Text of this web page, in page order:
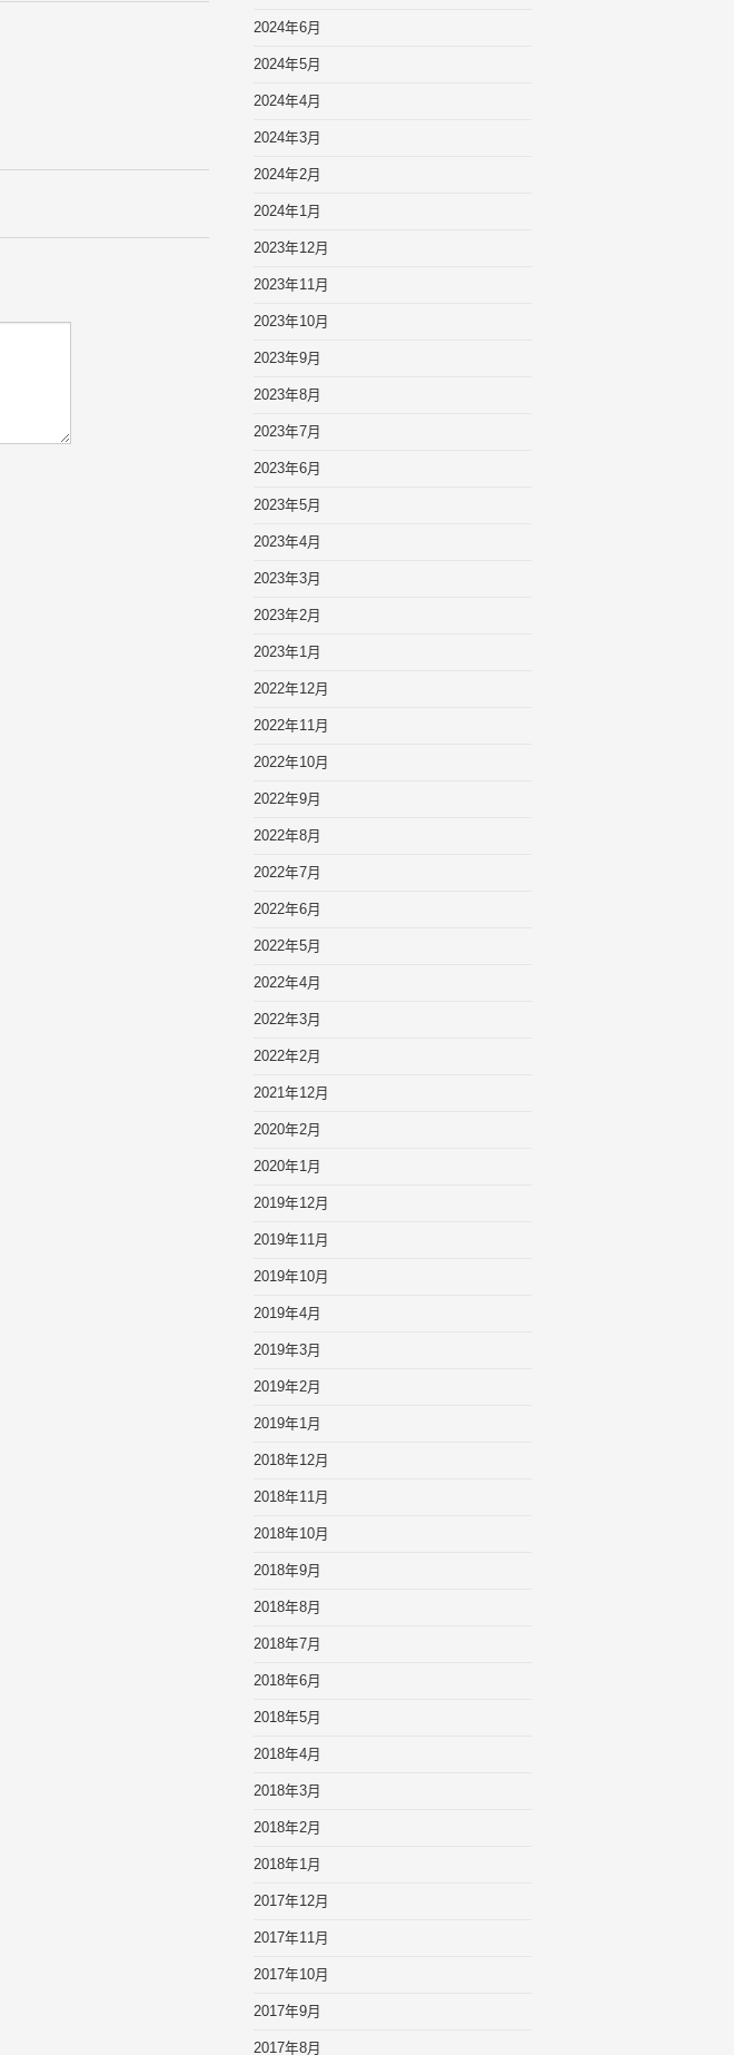
2024年6月
2024年5月
2024年4月
2024年3月
2024年2月
2024年1月
2023年12月
2023年11月
2023年10月
2023年9月
2023年8月
2023年7月
2023年6月
2023年5月
2023年4月
2023年3月
2023年2月
2023年1月
2022年12月
2022年11月
2022年10月
2022年9月
2022年8月
2022年7月
2022年6月
2022年5月
2022年4月
2022年3月
2022年2月
2021年12月
2020年2月
2020年1月
2019年12月
2019年11月
2019年10月
2019年4月
2019年3月
2019年2月
2019年1月
2018年12月
2018年11月
2018年10月
2018年9月
2018年8月
2018年7月
2018年6月
2018年5月
2018年4月
2018年3月
2018年2月
2018年1月
2017年12月
2017年11月
2017年10月
2017年9月
2017年8月